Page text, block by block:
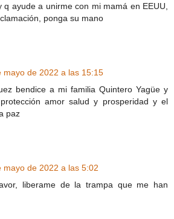
q ayude a unirme con mi mamá en EEUU,
ponga su mano
mayo de 2022 a las 15:15
bendice a mi familia Quintero Yagüe y
amor salud y prosperidad y el
paz
mayo de 2022 a las 5:02
liberame de la trampa que me han